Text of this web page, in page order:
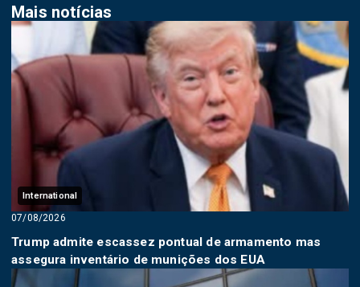
Mais notícias
International
07/08/2026
Trump admite escassez pontual de armamento mas
assegura inventário de munições dos EUA